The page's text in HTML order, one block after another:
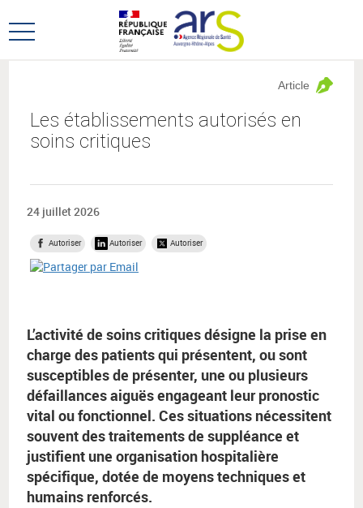
au
menu
au
contenu
Ouvrir
Les établissements autorisés en
soins critiques
Article
24 juillet 2026
Autoriser Autoriser Autoriser
L’activité de soins critiques désigne la prise en
charge des patients qui présentent, ou sont
susceptibles de présenter, une ou plusieurs
défaillances aiguës engageant leur pronostic
vital ou fonctionnel. Ces situations nécessitent
souvent des traitements de suppléance et
justifient une organisation hospitalière
spécifique, dotée de moyens techniques et
humains renforcés.